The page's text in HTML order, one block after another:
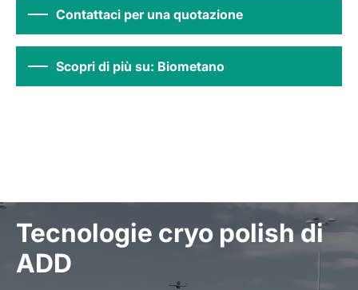
Contattaci per una quotazione
Scopri di più su: Biometano
Tecnologie cryo polish di
ADD